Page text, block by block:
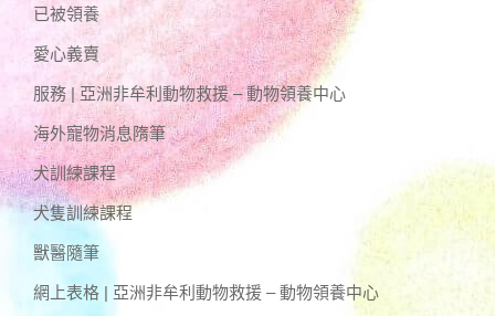
已被領養
愛心義賣
服務 | 亞洲非牟利動物救援 – 動物領養中心
海外寵物消息隋筆
犬訓練課程
犬隻訓練課程
獸醫隨筆
網上表格 | 亞洲非牟利動物救援 – 動物領養中心